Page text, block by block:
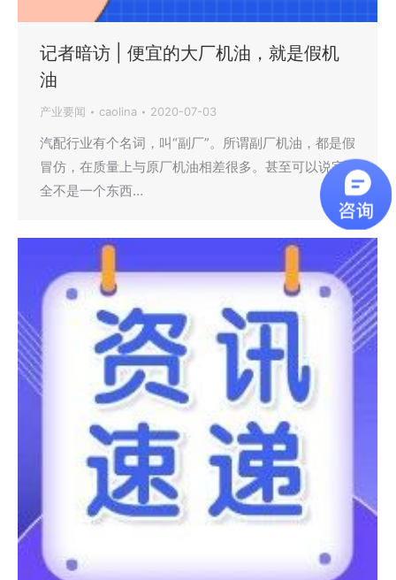
记者暗访 | 便宜的大厂机油，就是假机
油
产业要闻 caolina 2020-07-03
汽配行业有个名词，叫“副厂”。所谓副厂机油，都是假
冒仿，在质量上与原厂机油相差很多。甚至可以说完
全不是一个东西…